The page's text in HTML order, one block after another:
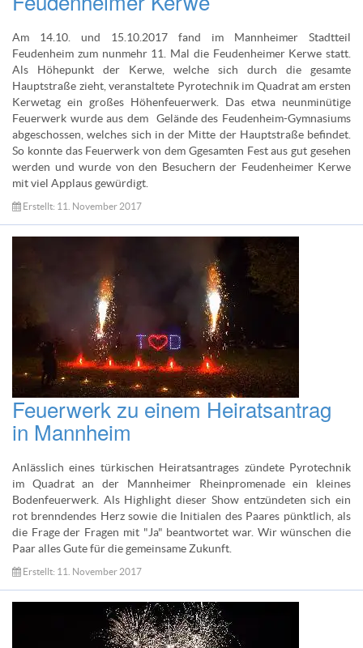
Am 14.10. und 15.10.2017 fand im Mannheimer Stadtteil
Feudenheim zum nunmehr 11. Mal die Feudenheimer Kerwe statt.
Als Höhepunkt der Kerwe, welche sich durch die gesamte
Hauptstraße zieht, veranstaltete Pyrotechnik im Quadrat am ersten
Kerwetag ein großes Höhenfeuerwerk. Das etwa neunminütige
Feuerwerk wurde aus dem Gelände des Feudenheim-Gymnasiums
abgeschossen, welches sich in der Mitte der Hauptstraße befindet.
So konnte das Feuerwerk von dem Ggesamten Fest aus gut gesehen
werden und wurde von den Besuchern der Feudenheimer Kerwe
mit viel Applaus gewürdigt.
Erstellt: 11. November 2017
Feuerwerk zu einem Heiratsantrag
in Mannheim
Anlässlich eines türkischen Heiratsantrages zündete Pyrotechnik
im Quadrat an der Mannheimer Rheinpromenade ein kleines
Bodenfeuerwerk. Als Highlight dieser Show entzündeten sich ein
rot brenndendes Herz sowie die Initialen des Paares pünktlich, als
die Frage der Fragen mit "Ja" beantwortet war. Wir wünschen die
Paar alles Gute für die gemeinsame Zukunft.
Erstellt: 11. November 2017